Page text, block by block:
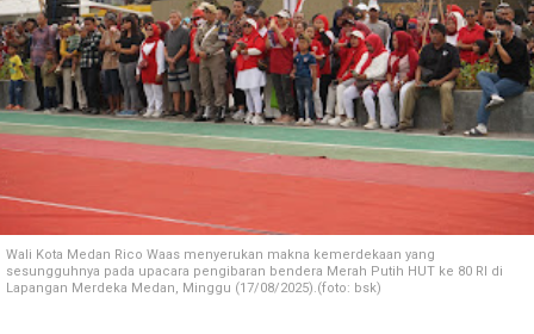
Wali Kota Medan Rico Waas menyerukan makna kemerdekaan yang
sesungguhnya pada upacara pengibaran bendera Merah Putih HUT ke 80 RI di
Lapangan Merdeka Medan, Minggu (17/08/2025).(foto: bsk)